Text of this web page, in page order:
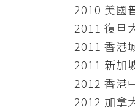
2010 美國
2011 復旦
2011 香港
2011 新加
2012 香港
2012 加拿